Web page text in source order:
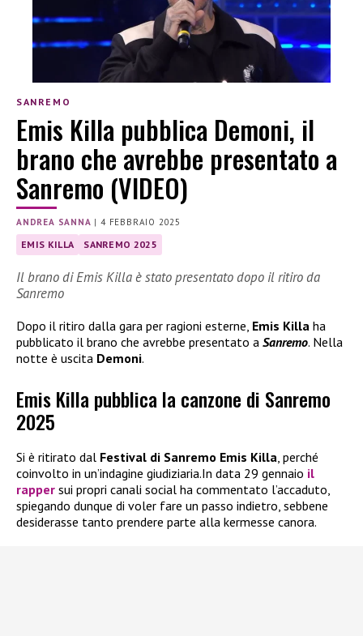
SANREMO
Emis Killa pubblica Demoni, il
brano che avrebbe presentato a
Sanremo (VIDEO)
ANDREA SANNA |4 FEBBRAIO 2025
EMIS KILLA SANREMO 2025
Il brano di Emis Killa è stato presentato dopo il ritiro da
Sanremo
Dopo il ritiro dalla gara per ragioni esterne, Emis Killa ha
pubblicato il brano che avrebbe presentato a Sanremo. Nella
notte è uscita Demoni.
Emis Killa pubblica la canzone di Sanremo
2025
Si è ritirato dal Festival di Sanremo Emis Killa, perché
coinvolto in un’indagine giudiziaria.In data 29 gennaio il
rapper sui propri canali social ha commentato l’accaduto,
spiegando dunque di voler fare un passo indietro, sebbene
desiderasse tanto prendere parte alla kermesse canora.